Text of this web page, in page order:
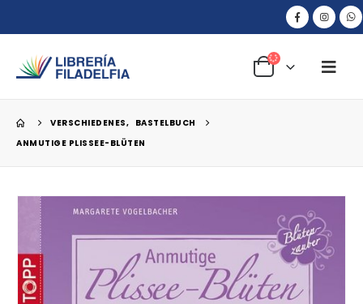
VERSCHIEDENES, BASTELBUCH
ANMUTIGE PLISSEE-BLÜTEN